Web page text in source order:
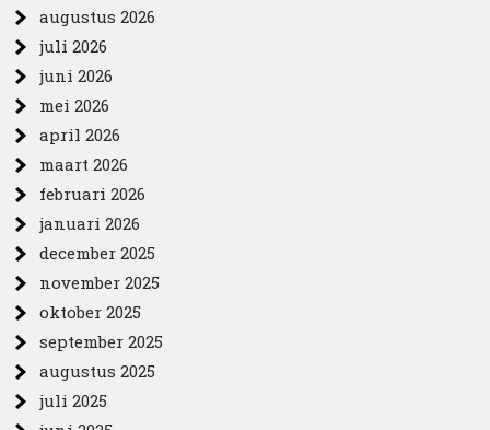
augustus 2026
juli 2026
juni 2026
mei 2026
april 2026
maart 2026
februari 2026
januari 2026
december 2025
november 2025
oktober 2025
september 2025
augustus 2025
juli 2025